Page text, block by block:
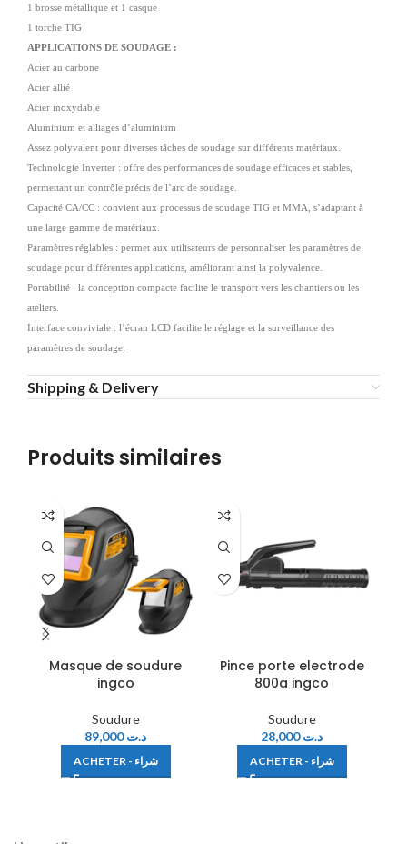
1 brosse métallique et 1 casque
1 torche TIG
APPLICATIONS DE SOUDAGE :
Acier au carbone
Acier allié
Acier inoxydable
Aluminium et alliages d’aluminium
Assez polyvalent pour diverses tâches de soudage sur différents matériaux.
Technologie Inverter : offre des performances de soudage efficaces et stables,
permettant un contrôle précis de l’arc de soudage.
Capacité CA/CC : convient aux processus de soudage TIG et MMA, s’adaptant à
une large gamme de matériaux.
Paramètres réglables : permet aux utilisateurs de personnaliser les paramètres de
soudage pour différentes applications, améliorant ainsi la polyvalence.
Portabilité : la conception compacte facilite le transport vers les chantiers ou les
ateliers.
Interface conviviale : l’écran LCD facilite le réglage et la surveillance des
paramètres de soudage.
Shipping & Delivery
Produits similaires
Masque de soudure
ingco
Soudure
د.ت89,000
ACHETER - شراء
Pince porte electrode
800a ingco
Soudure
د.ت28,000
ACHETER - شراء